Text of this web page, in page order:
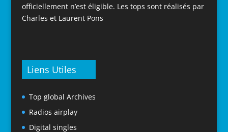
officiellement n’est éligible. Les tops sont réalisés par
Charles et Laurent Pons
Liens Utiles
Top global Archives
Radios airplay
Digital singles